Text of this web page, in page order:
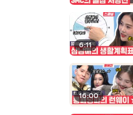
6:11
16:00